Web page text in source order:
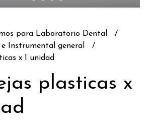
para Laboratorio Dental
Instrumental general
x 1 unidad
plasticas x